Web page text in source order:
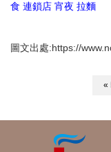
食 連鎖店 宵夜 拉麵
圖文出處:https://
«